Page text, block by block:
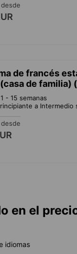
desde
de francés
de familia)
- 15 semanas
a Intermedio
desde
en el
idiomas